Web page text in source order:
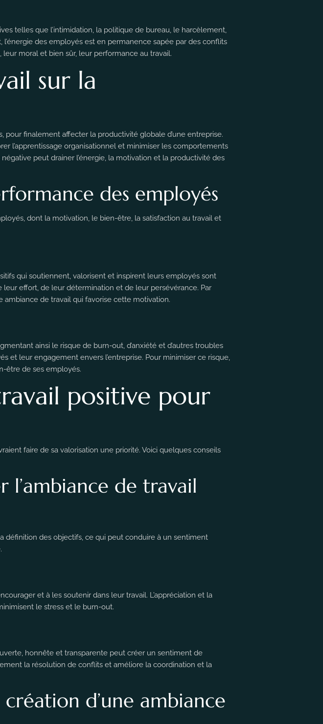
telles que l’intimidation, la politique de bureau, le harcèlement,
des employés est en permanence sapée par des conflits
moral et bien sûr, leur performance au travail.
sur la
finalement affecter la productivité globale d’une entreprise.
l’apprentissage organisationnel et minimiser les comportements
peut drainer l’énergie, la motivation et la productivité des
des employés
dont la motivation, le bien-être, la satisfaction au travail et
qui soutiennent, valorisent et inspirent leurs employés sont
effort, de leur détermination et de leur persévérance. Par
ambiance de travail qui favorise cette motivation.
ainsi le risque de burn-out, d’anxiété et d’autres troubles
et leur engagement envers l’entreprise. Pour minimiser ce risque,
être de ses employés.
positive pour
faire de sa valorisation une priorité. Voici quelques conseils
l’ambiance de travail
définition des objectifs, ce qui peut conduire à un sentiment
et à les soutenir dans leur travail. L’appréciation et la
le stress et le burn-out.
honnête et transparente peut créer un sentiment de
la résolution de conflits et améliore la coordination et la
d’une ambiance